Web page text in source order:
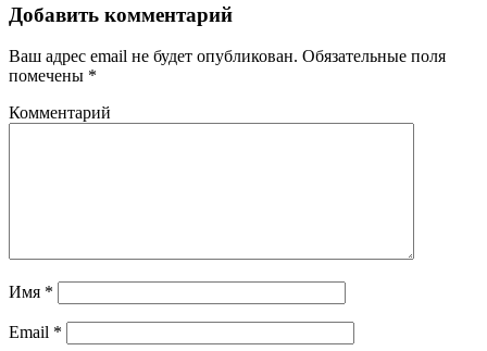
Добавить комментарий
Ваш адрес email не будет опубликован. Обязательные поля
помечены *
Комментарий
Имя *
Email *